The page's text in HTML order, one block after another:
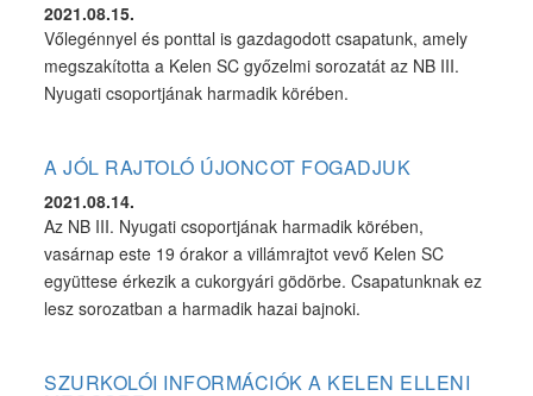
2021.08.15.
Vőlegénnyel és ponttal is gazdagodott csapatunk, amely
megszakította a Kelen SC győzelmi sorozatát az NB III.
Nyugati csoportjának harmadik körében.
A JÓL RAJTOLÓ ÚJONCOT FOGADJUK
2021.08.14.
Az NB III. Nyugati csoportjának harmadik körében,
vasárnap este 19 órakor a villámrajtot vevő Kelen SC
együttese érkezik a cukorgyári gödörbe. Csapatunknak ez
lesz sorozatban a harmadik hazai bajnoki.
SZURKOLÓI INFORMÁCIÓK A KELEN ELLENI